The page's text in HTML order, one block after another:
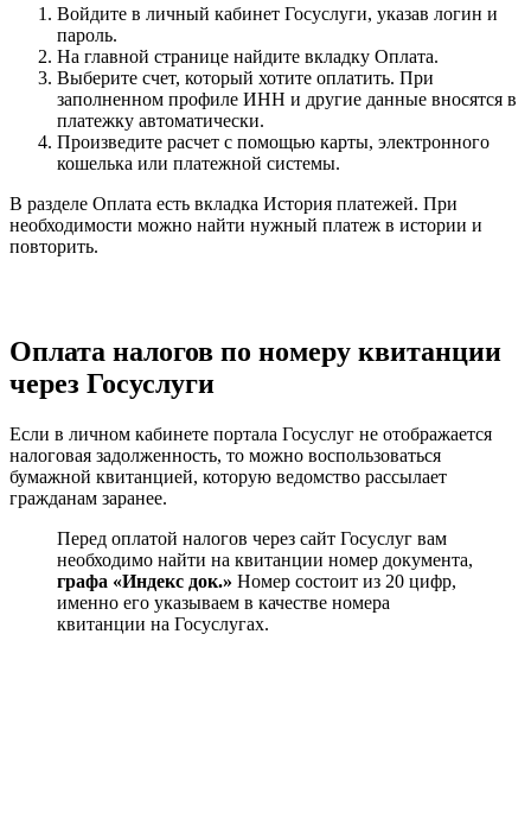
Войдите в личный кабинет Госуслуги, указав логин и
пароль.
На главной странице найдите вкладку Оплата.
Выберите счет, который хотите оплатить. При
заполненном профиле ИНН и другие данные вносятся в
платежку автоматически.
Произведите расчет с помощью карты, электронного
кошелька или платежной системы.
В разделе Оплата есть вкладка История платежей. При
необходимости можно найти нужный платеж в истории и
повторить.
Оплата налогов по номеру квитанции
через Госуслуги
Если в личном кабинете портала Госуслуг не отображается
налоговая задолженность, то можно воспользоваться
бумажной квитанцией, которую ведомство рассылает
гражданам заранее.
Перед оплатой налогов через сайт Госуслуг вам
необходимо найти на квитанции номер документа,
графа «Индекс док.» Номер состоит из 20 цифр,
именно его указываем в качестве номера
квитанции на Госуслугах.